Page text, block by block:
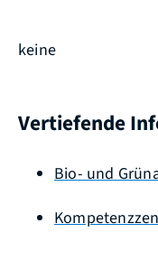
keine
Vertiefende
Bio- und